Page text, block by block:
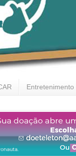
Entretenimento